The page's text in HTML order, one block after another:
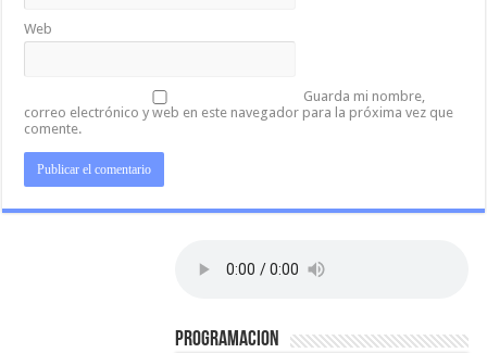
Web
Guarda mi nombre,
correo electrónico y web en este navegador para la próxima vez que
comente.
PROGRAMACION